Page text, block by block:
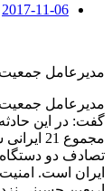
2017-11-06
مدیرعامل جمعیت
مدیرعامل جمعیت
گفت: در این
مجموع
ایران است.